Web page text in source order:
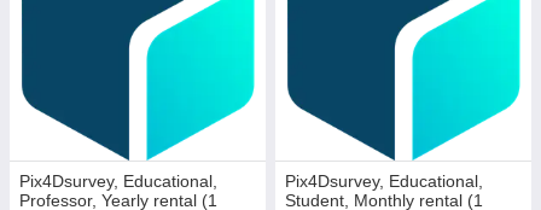
Pix4Dsurvey, Educational,
Professor, Yearly rental (1
Pix4Dsurvey, Educational,
Student, Monthly rental (1